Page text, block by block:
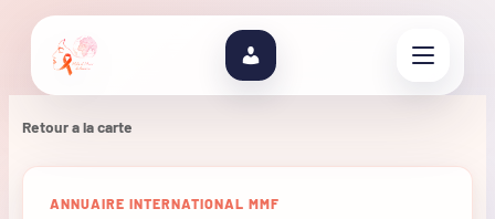
Retour a la carte
ANNUAIRE INTERNATIONAL MMF